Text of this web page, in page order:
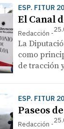
ESP. FITUR
El Canal
Redacción
La
como
de tracción
ESP. FITUR
Paseos
Redacción